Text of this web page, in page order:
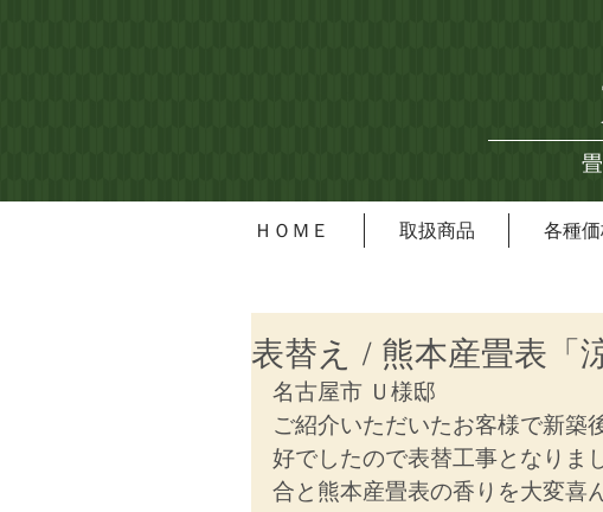
ＨＯＭＥ 取扱商品 各種
表替え / 熊本産畳表「
名古屋市 Ｕ様邸
ご紹介いただいたお客様で新築
好でしたので表替工事となりま
合と熊本産畳表の香りを大変喜